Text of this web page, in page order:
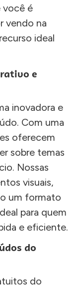
você é
vendo na
ideal
e
inovadora e
Com uma
oferecem
sobre temas
Nossas
visuais,
um formato
para quem
e eficiente.
do
do